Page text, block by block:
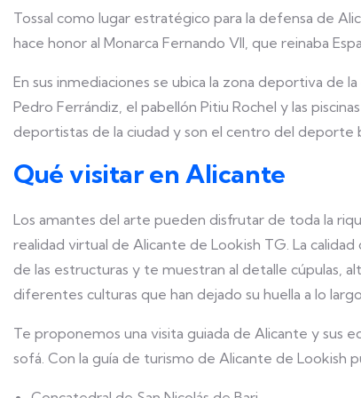
Tossal como lugar estratégico para la defensa de
hace honor al Monarca Fernando VII, que reinaba
En sus inmediaciones se ubica la zona deportiva de
Pedro Ferrándiz, el pabellón Pitiu Rochel y las
deportistas de la ciudad y son el centro del deporte
Qué visitar en Alicante
Los amantes del arte pueden disfrutar de toda la
realidad virtual de Alicante de Lookish TG. La
de las estructuras y te muestran al detalle cúpulas,
diferentes culturas que han dejado su huella a lo
Te proponemos una visita guiada de Alicante y sus
sofá. Con la guía de turismo de Alicante de Lookish